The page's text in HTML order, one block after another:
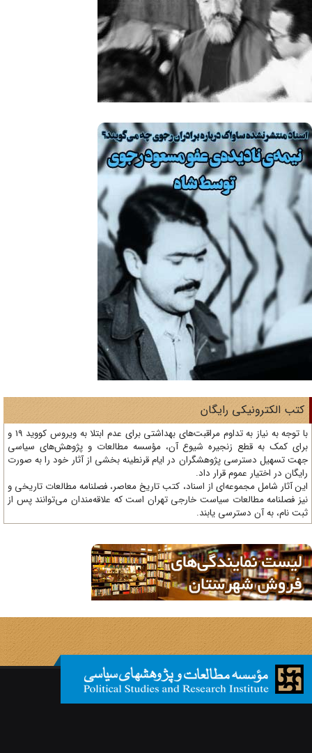
الکترونیکی رایگان
با توجه به نیاز به تداوم مراقبت‌های بهداشتی برای عدم ابتلا به ویروس کووید 19 و
کمک به قطع زنجیره شیوع آن، مؤسسه مطالعات و پژوهش‌های سیاسی
تسهیل دسترسی پژوهشگران در ایام قرنطینه بخشی از آثار خود را به صورت
در اختیار عموم قرار داد.
آثار شامل مجموعه‌ای از اسناد، کتب تاریخ معاصر، فصلنامه‌ مطالعات تاریخی و
فصلنامه مطالعات سیاست خارجی تهران است که علاقه‌مندان می‌توانند پس از
نام، به آن دسترسی یابند.